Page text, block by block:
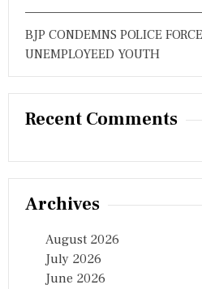
BJP CONDEMNS POLICE
UNEMPLOYEED YOUTH
Recent Comments
Archives
August 2026
July 2026
June 2026